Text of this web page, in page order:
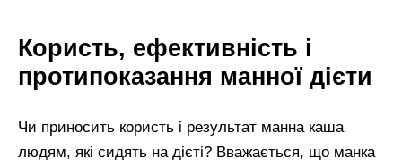
Користь, ефективність і
протипоказання манної дієти
Чи приносить користь і результат манна каша
людям, які сидять на дієті? Вважається, що манка